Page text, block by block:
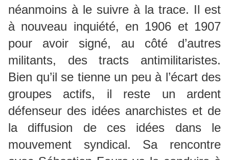
néanmoins à le suivre à la trace. Il est
à nouveau inquiété, en 1906 et 1907
pour avoir signé, au côté d’autres
militants, des tracts antimilitaristes.
Bien qu’il se tienne un peu à l’écart des
groupes actifs, il reste un ardent
défenseur des idées anarchistes et de
la diffusion de ces idées dans le
mouvement syndical. Sa rencontre